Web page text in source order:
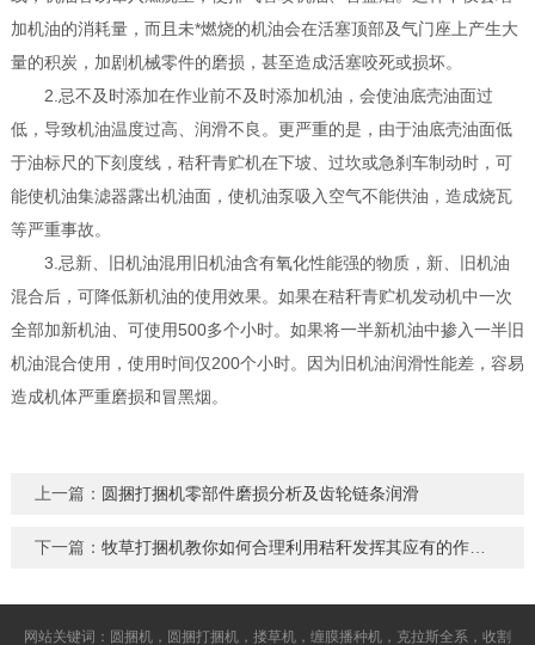
加机油的消耗量，而且未*燃烧的机油会在活塞顶部及气门座上产生大
量的积炭，加剧机械零件的磨损，甚至造成活塞咬死或损坏。
2.忌不及时添加在作业前不及时添加机油，会使油底壳油面过
低，导致机油温度过高、润滑不良。更严重的是，由于油底壳油面低
于油标尺的下刻度线，秸秆青贮机在下坡、过坎或急刹车制动时，可
能使机油集滤器露出机油面，使机油泵吸入空气不能供油，造成烧瓦
等严重事故。
3.忌新、旧机油混用旧机油含有氧化性能强的物质，新、旧机油
混合后，可降低新机油的使用效果。如果在秸秆青贮机发动机中一次
全部加新机油、可使用500多个小时。如果将一半新机油中掺入一半旧
机油混合使用，使用时间仅200个小时。因为旧机油润滑性能差，容易
造成机体严重磨损和冒黑烟。
上一篇： 圆捆打捆机零部件磨损分析及齿轮链条润滑
下一篇： 牧草打捆机教你如何合理利用秸秆发挥其应有的作用？
网站关键词：圆捆机，圆捆打捆机，搂草机，缠膜播种机，克拉斯全系，收割